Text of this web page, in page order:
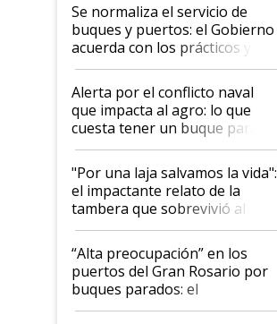
Se normaliza el servicio de
buques y puertos: el Gobierno
acuerda con los prácticos y
suspende el decreto de
desregulación
Alerta por el conflicto naval
que impacta al agro: lo que
cuesta tener un buque parado
y el peligro de que Argentina
pase a ser "país sucio"
"Por una laja salvamos la vida":
el impactante relato de la
tambera que sobrevivió al
tornado
“Alta preocupación” en los
puertos del Gran Rosario por
buques parados: el
funcionamiento de las